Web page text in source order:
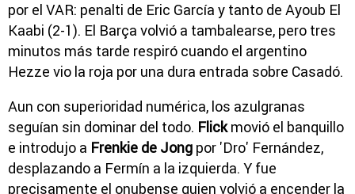
por el VAR: penalti de Eric García y tanto de Ayoub El
Kaabi (2-1). El Barça volvió a tambalearse, pero tres
minutos más tarde respiró cuando el argentino
Hezze vio la roja por una dura entrada sobre Casadó.
Aun con superioridad numérica, los azulgranas
seguían sin dominar del todo. Flickmovió el banquillo
e introdujo a Frenkie de Jong por 'Dro' Fernández,
desplazando a Fermín a la izquierda. Y fue
precisamente el onubense quien volvió a encender la